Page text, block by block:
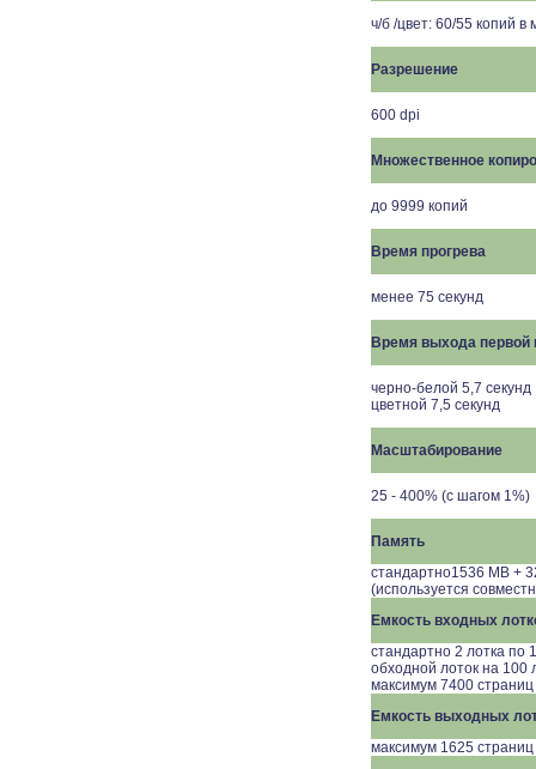
ч/б /цвет: 60/55 копий в
Разрешение
600 dpi
Множественное
до 9999 копий
Время прогрева
менее 75 секунд
Время выхода первой
черно-белой 5,7 секунд
цветной 7,5 секунд
Масштабирование
25 - 400% (с шагом 1%)
Память
стандартно1536 MB +
(используется
Емкость входных
стандартно 2 лотка по
обходной лоток на 100
максимум 7400 страниц
Емкость выходных
максимум 1625 страниц